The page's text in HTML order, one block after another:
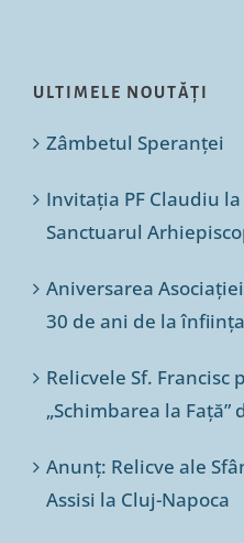
ULTIMELE NOUTĂȚI
Zâmbetul Speranței
Invitația PF Claudiu
Sanctuarul
Aniversarea
30 de ani de la
Relicvele Sf.
„Schimbarea la Față”
Anunț: Relicve ale
Assisi la Cluj-Napoca